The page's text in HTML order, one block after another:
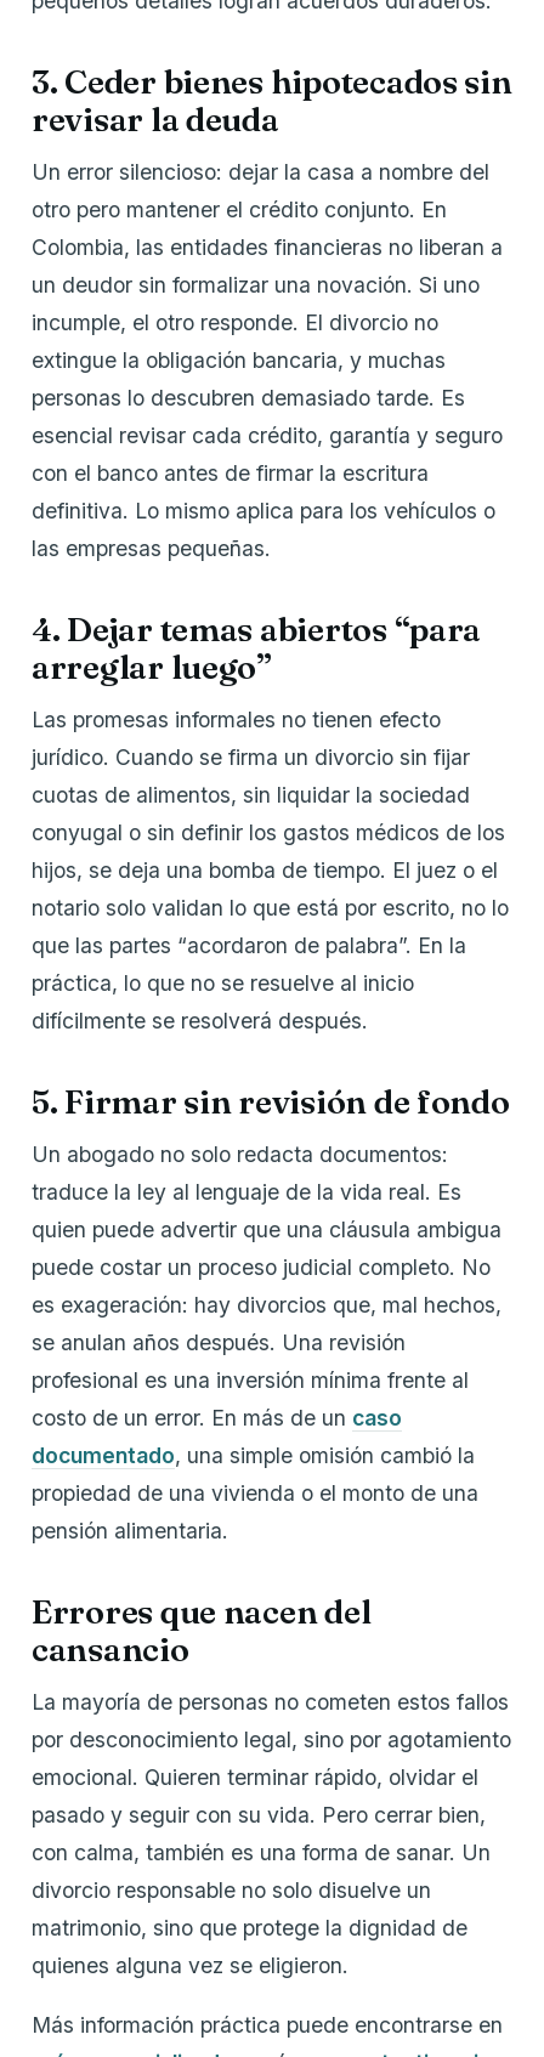
3. Ceder bienes hipotecados sin
revisar la deuda
Un error silencioso: dejar la casa a nombre del
otro pero mantener el crédito conjunto. En
Colombia, las entidades financieras no liberan a
un deudor sin formalizar una novación. Si uno
incumple, el otro responde. El divorcio no
extingue la obligación bancaria, y muchas
personas lo descubren demasiado tarde. Es
esencial revisar cada crédito, garantía y seguro
con el banco antes de firmar la escritura
definitiva. Lo mismo aplica para los vehículos o
las empresas pequeñas.
4. Dejar temas abiertos “para
arreglar luego”
Las promesas informales no tienen efecto
jurídico. Cuando se firma un divorcio sin fijar
cuotas de alimentos, sin liquidar la sociedad
conyugal o sin definir los gastos médicos de los
hijos, se deja una bomba de tiempo. El juez o el
notario solo validan lo que está por escrito, no lo
que las partes “acordaron de palabra”. En la
práctica, lo que no se resuelve al inicio
difícilmente se resolverá después.
5. Firmar sin revisión de fondo
Un abogado no solo redacta documentos:
traduce la ley al lenguaje de la vida real. Es
quien puede advertir que una cláusula ambigua
puede costar un proceso judicial completo. No
es exageración: hay divorcios que, mal hechos,
se anulan años después. Una revisión
profesional es una inversión mínima frente al
costo de un error. En más de un caso
documentado, una simple omisión cambió la
propiedad de una vivienda o el monto de una
pensión alimentaria.
Errores que nacen del
cansancio
La mayoría de personas no cometen estos fallos
por desconocimiento legal, sino por agotamiento
emocional. Quieren terminar rápido, olvidar el
pasado y seguir con su vida. Pero cerrar bien,
con calma, también es una forma de sanar. Un
divorcio responsable no solo disuelve un
matrimonio, sino que protege la dignidad de
quienes alguna vez se eligieron.
Más información práctica puede encontrarse en